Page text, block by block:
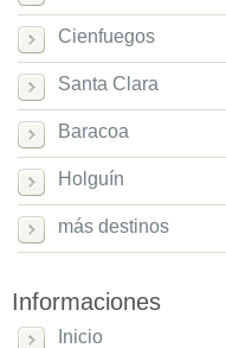
Cienfuegos
Santa Clara
Baracoa
Holguín
más destinos
Informaciones
Inicio